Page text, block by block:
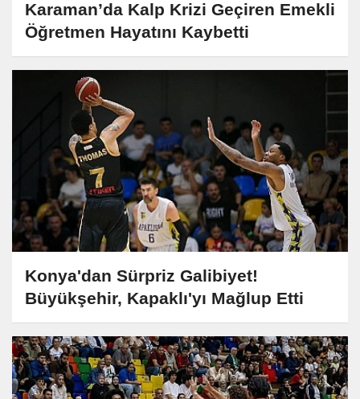
Karaman’da Kalp Krizi Geçiren Emekli
Öğretmen Hayatını Kaybetti
Konya'dan Sürpriz Galibiyet!
Büyükşehir, Kapaklı'yı Mağlup Etti